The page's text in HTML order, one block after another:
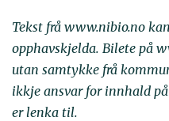
Tekst frå www.nibio.no
opphavskjelda. Bilete på
utan samtykke frå
ikkje ansvar for innhald
er lenka til.